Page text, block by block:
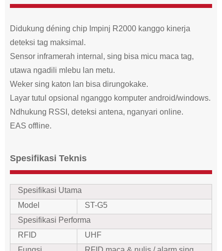
Didukung déning chip Impinj R2000 kanggo kinerja
deteksi tag maksimal.
Sensor inframerah internal, sing bisa micu maca tag,
utawa ngadili mlebu lan metu.
Weker sing katon lan bisa dirungokake.
Layar tutul opsional nganggo komputer android/windows.
Ndhukung RSSI, deteksi antena, nganyari online.
EAS offline.
Spesifikasi Teknis
Spesifikasi Utama
Model
ST-G5
Spesifikasi Performa
RFID
UHF